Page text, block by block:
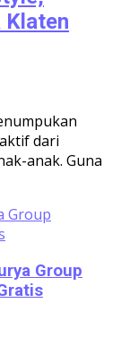
Klaten
dari
anak. Guna
Group